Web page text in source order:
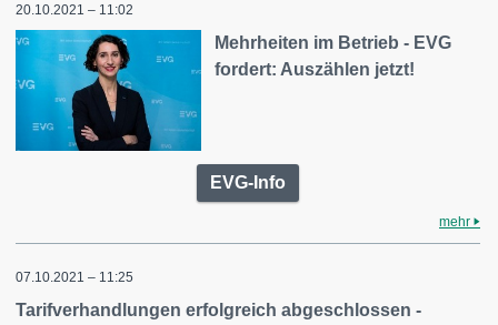
20.10.2021 – 11:02
Mehrheiten im Betrieb - EVG
fordert: Auszählen jetzt!
EVG-Info
mehr
07.10.2021 – 11:25
Tarifverhandlungen erfolgreich abgeschlossen -